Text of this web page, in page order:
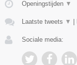
Openingstijden ▼
Laatste tweets ▼
Sociale media: